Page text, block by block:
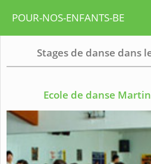
POUR-NOS-ENFANTS-BE
Stages de danse dans
Ecole de danse